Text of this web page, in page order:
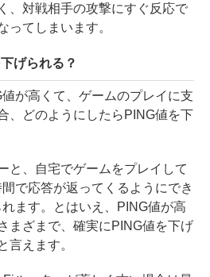
、対戦相手の攻撃にすぐ反応で
ってしまいます。
げられる？
が高くて、ゲームのプレイに支
どのようにしたらPING値を下
と、自宅でゲームをプレイして
で応答が返ってくるようにでき
ます。とはいえ、PING値が高
まざまで、確実にPING値を下げ
言えます。